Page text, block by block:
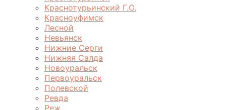
Краснотурьинский Г.О.
Красноуфимск
Лесной
Невьянск
Нижние Серги
Нижняя Салда
Новоуральск
Первоуральск
Полевской
Ревда
Реж